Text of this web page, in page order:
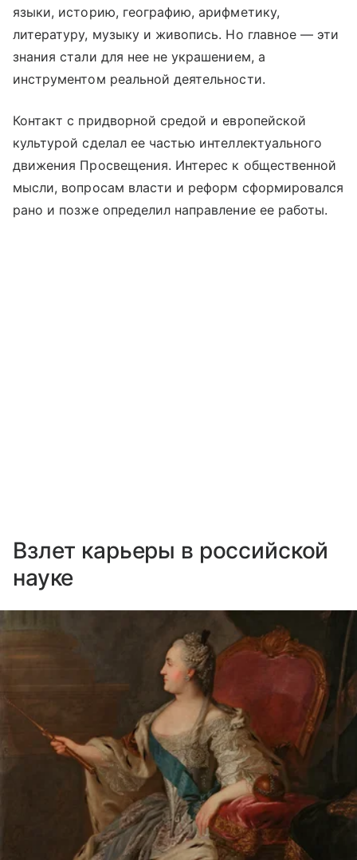
языки, историю, географию, арифметику,
литературу, музыку и живопись. Но главное — эти
знания стали для нее не украшением, а
инструментом реальной деятельности.
Контакт с придворной средой и европейской
культурой сделал ее частью интеллектуального
движения Просвещения. Интерес к общественной
мысли, вопросам власти и реформ сформировался
рано и позже определил направление ее работы.
Взлет карьеры в российской
науке